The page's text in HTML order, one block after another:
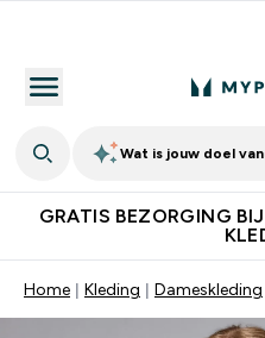
Wat is jouw doel
GRATIS BEZORGING
Home Kleding Dameskleding